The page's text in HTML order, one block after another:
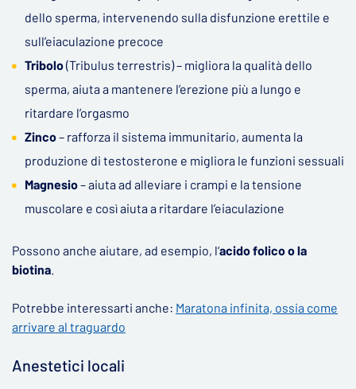
dello sperma, intervenendo sulla disfunzione erettile e
sull’eiaculazione precoce
Tribolo(Tribulus terrestris) – migliora la qualità dello
sperma, aiuta a mantenere l’erezione più a lungo e
ritardare l’orgasmo
Zinco– rafforza il sistema immunitario, aumenta la
produzione di testosterone e migliora le funzioni sessuali
Magnesio– aiuta ad alleviare i crampi e la tensione
muscolare e così aiuta a ritardare l’eiaculazione
Possono anche aiutare, ad esempio, l‘acido folico o la
biotina.
Potrebbe interessarti anche: Maratona infinita, ossia come
arrivare al traguardo
Anestetici locali